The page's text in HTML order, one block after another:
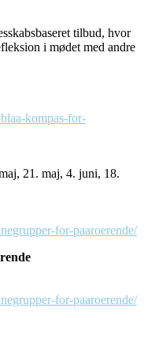
tilbud, hvor
i mødet med andre
kompas-for-
21. maj, 4. juni, 18.
for-paaroerende/
for-paaroerende/